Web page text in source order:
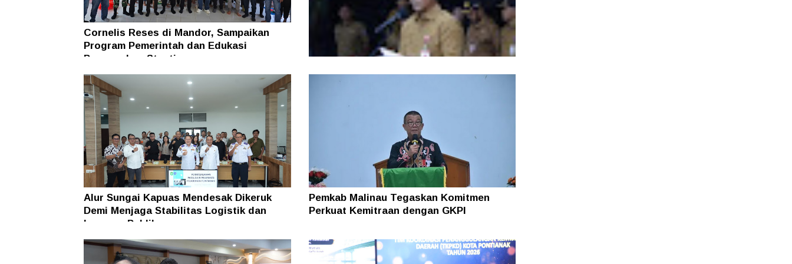
Cornelis Reses di Mandor, Sampaikan
Program Pemerintah dan Edukasi
Pencegahan Stunting
Di Tengah Efisiensi Anggaran, Pemprov
Kaltara Pastikan TPP ASN Tetap Dibayar
Alur Sungai Kapuas Mendesak Dikeruk
Demi Menjaga Stabilitas Logistik dan
Layanan Publik
Pemkab Malinau Tegaskan Komitmen
Perkuat Kemitraan dengan GKPI